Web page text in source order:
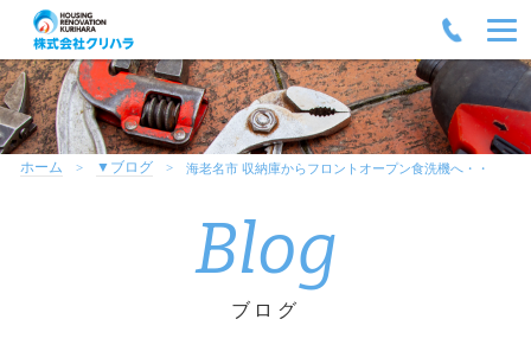
ホーム ▼ブログ 海老名市 収納庫からフロントオープン食洗機へ・・
Blog
ブログ